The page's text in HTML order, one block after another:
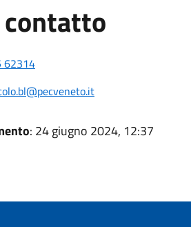
62314
: 24 giugno 2024, 12:37